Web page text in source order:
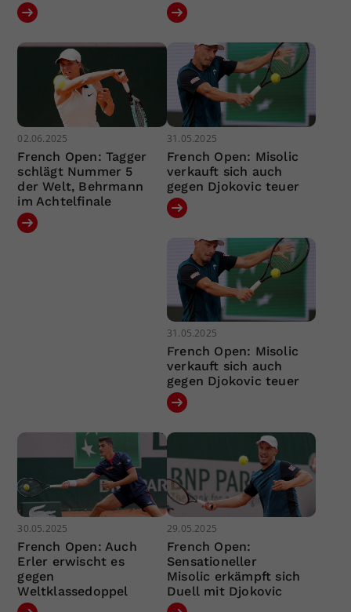
02.06.2025
French Open: Tagger
schlägt Nummer 5
der Welt, Behrmann
im Achtelfinale
31.05.2025
French Open: Misolic
verkauft sich auch
gegen Djokovic teuer
31.05.2025
French Open: Misolic
verkauft sich auch
gegen Djokovic teuer
30.05.2025
French Open: Auch
Erler erwischt es
gegen
Weltklassedoppel
29.05.2025
French Open:
Sensationeller
Misolic erkämpft sich
Duell mit Djokovic